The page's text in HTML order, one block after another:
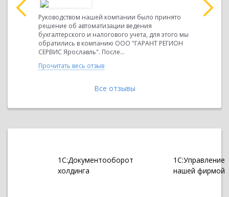
по
Руководством нашей компании было принято
решение об автоматизации ведения
бухгалтерского и налогового учета, для этого мы
обратились в компанию ООО "ГАРАНТ РЕГИОН
СЕРВИС Ярославль". После...
Прочитать весь отзыв
С целью
Все отзывы
1С:Документооборот
холдинга
1С:Управление
нашей фирмой